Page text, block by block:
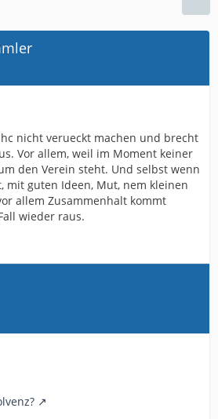
nicht verueckt machen und brecht
Vor allem, weil im Moment keiner
den Verein steht. Und selbst wenn
mit guten Ideen, Mut, nem kleinen
allem Zusammenhalt kommt
wieder raus.